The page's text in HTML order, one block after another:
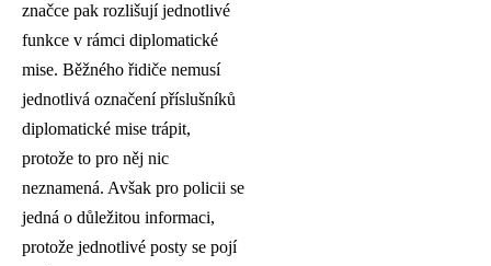
značce pak rozlišují jednotlivé
funkce v rámci diplomatické
mise. Běžného řidiče nemusí
jednotlivá označení příslušníků
diplomatické mise trápit,
protože to pro něj nic
neznamená. Avšak pro policii se
jedná o důležitou informaci,
protože jednotlivé posty se pojí